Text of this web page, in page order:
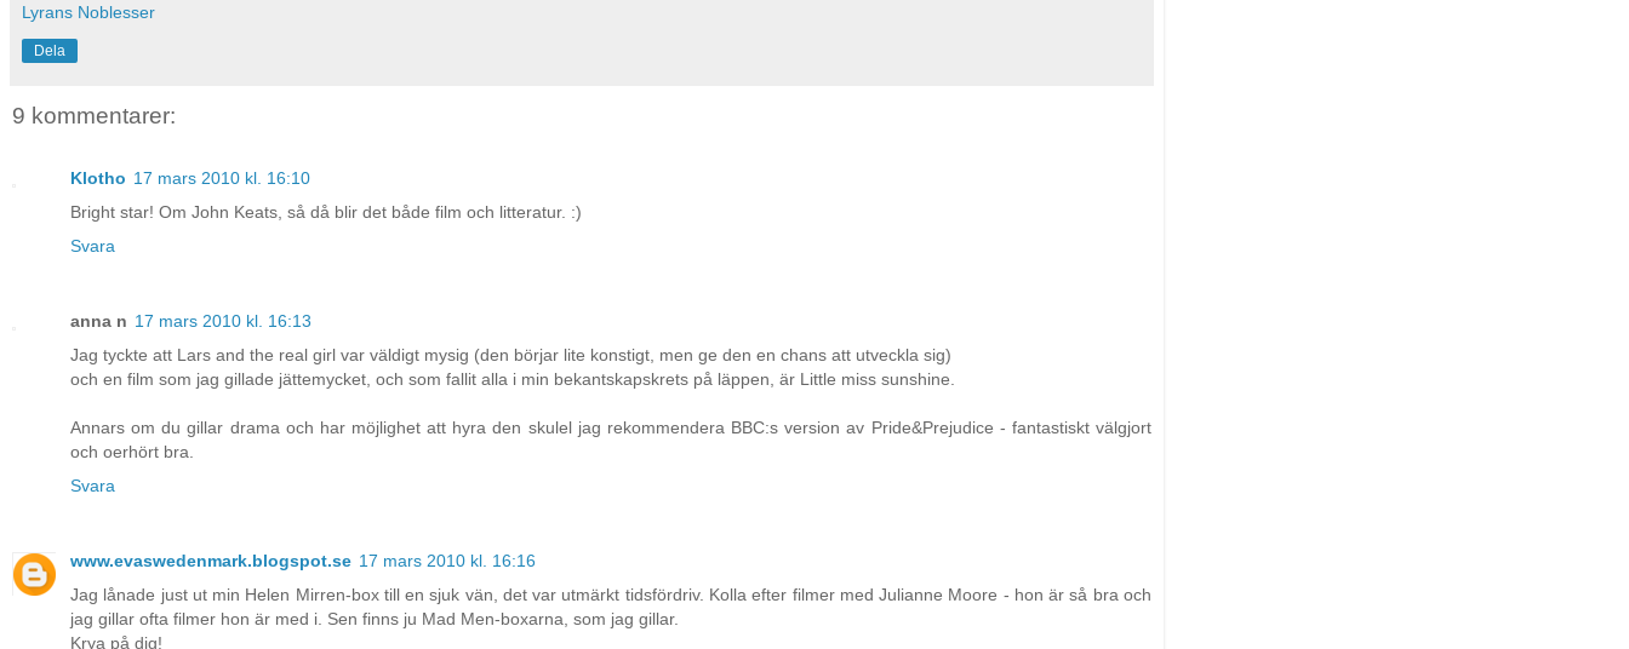
Lyrans Noblesser
Dela
9 kommentarer:
Klotho 17 mars 2010 kl. 16:10
Bright star! Om John Keats, så då blir det både film och litteratur. :)
Svara
anna n 17 mars 2010 kl. 16:13
Jag tyckte att Lars and the real girl var väldigt mysig (den börjar lite konstigt, men ge den en chans att utveckla sig)
och en film som jag gillade jättemycket, och som fallit alla i min bekantskapskrets på läppen, är Little miss sunshine.
Annars om du gillar drama och har möjlighet att hyra den skulel jag rekommendera BBC:s version av Pride&Prejudice - fantastiskt välgjort
och oerhört bra.
Svara
www.evaswedenmark.blogspot.se 17 mars 2010 kl. 16:16
Jag lånade just ut min Helen Mirren-box till en sjuk vän, det var utmärkt tidsfördriv. Kolla efter filmer med Julianne Moore - hon är så bra och
jag gillar ofta filmer hon är med i. Sen finns ju Mad Men-boxarna, som jag gillar.
Krya på dig!